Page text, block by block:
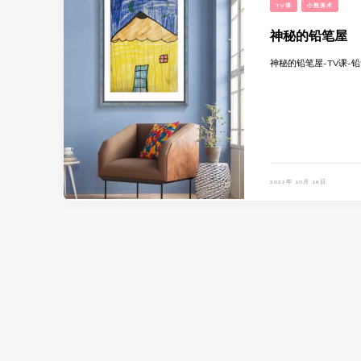
TV课 小熊美术
神秘的铅笔屋
神秘的铅笔屋-TV课-
2022年 10月 16日